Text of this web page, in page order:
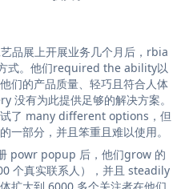
品展上开展业务几个月后，rbia
式。他们required the ability以
们的产品质量、轻巧且符合人体
没有为此提供足够的解决方案。
了 many different options，但
一部分，并且笨重且难以使用。
powr popup 后，他们grow 的
个真实联系人），并且 steadily